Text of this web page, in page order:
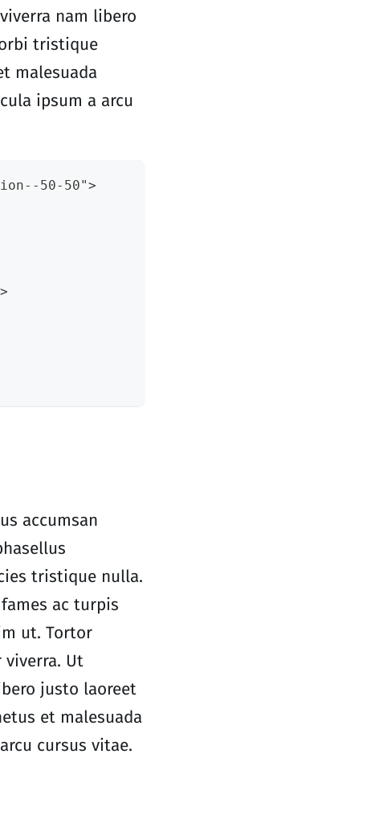
nam libero
tristique
malesuada
ipsum a arcu
50-50">
accumsan
tristique nulla.
ac turpis
ut. Tortor
viverra. Ut
justo laoreet
et malesuada
cursus vitae.